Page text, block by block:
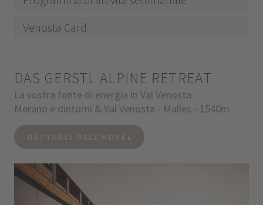
Venosta Card
DAS GERSTL ALPINE RETREAT
La vostra fonte di energia in Val Venosta
Merano e dintorni & Val Venosta - Malles - 1540m
DETTAGLI DELL'HOTEL